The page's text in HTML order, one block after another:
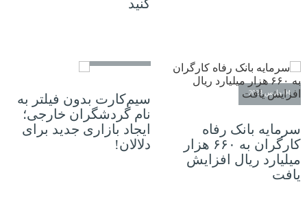
کنید
04 مارس 2023
سرمایه بانک رفاه
کارگران به ۶۶۰ هزار
میلیارد ریال افزایش
یافت
سیم‌کارت بدون فیلتر به
نام گردشگران خارجی؛
ایجاد بازاری جدید برای
دلالان!